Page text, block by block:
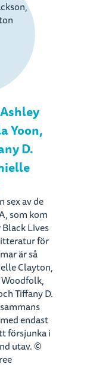
Yoon,
D.
sex av de
som kom
Lives
för
är så
Clayton,
Tiffany D.
endast
försjunka i
utav. ©